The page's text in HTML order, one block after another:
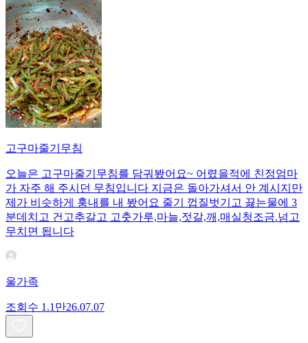
고구마줄기무침
오늘은 고구마줄기무침를 담궈봤어요~ 어렸을적에 친정엄마
가 자주 해 주시던 무침입니다 지금은 돌아가셔서 안 계시지만
제가 비슷하게 훙내를 내 봤어요 줄기 껍질벗기고 끓는물에 3
분데치고 건고추갈고 고춧가루,마늘,젓갈,깨,매실청조금.넘고
무치면 됩니다
울가족
조회수 1.1만26.07.07